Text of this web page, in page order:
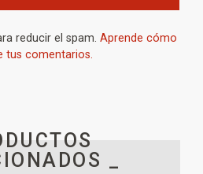
reducir el spam. Aprende cómo
tus comentarios.
_